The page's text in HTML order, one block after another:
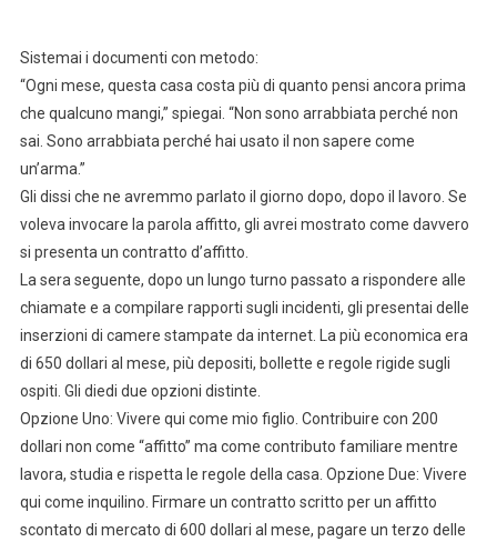
Sistemai i documenti con metodo:
“Ogni mese, questa casa costa più di quanto pensi ancora prima
che qualcuno mangi,” spiegai. “Non sono arrabbiata perché non
sai. Sono arrabbiata perché hai usato il non sapere come
un’arma.”
Gli dissi che ne avremmo parlato il giorno dopo, dopo il lavoro. Se
voleva invocare la parola affitto, gli avrei mostrato come davvero
si presenta un contratto d’affitto.
La sera seguente, dopo un lungo turno passato a rispondere alle
chiamate e a compilare rapporti sugli incidenti, gli presentai delle
inserzioni di camere stampate da internet. La più economica era
di 650 dollari al mese, più depositi, bollette e regole rigide sugli
ospiti. Gli diedi due opzioni distinte.
Opzione Uno: Vivere qui come mio figlio. Contribuire con 200
dollari non come “affitto” ma come contributo familiare mentre
lavora, studia e rispetta le regole della casa. Opzione Due: Vivere
qui come inquilino. Firmare un contratto scritto per un affitto
scontato di mercato di 600 dollari al mese, pagare un terzo delle